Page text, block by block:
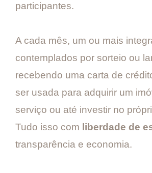
participantes.
A cada mês, um ou mais
contemplados por sorteio ou
recebendo uma carta de
ser usada para adquirir um
serviço ou até investir no
Tudo isso com liberdade de
transparência e economia.